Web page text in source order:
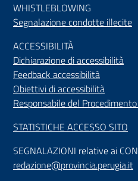
WHISTLEBLOWING
Segnalazione condotte illecite
ACCESSIBILITÀ
Dichiarazione di accessibilità
Feedback accessibilità
Obiettivi di accessibilità
Responsabile del
STATISTICHE ACCESSO SITO
SEGNALAZIONI relative ai
redazione@provincia.perugia.it